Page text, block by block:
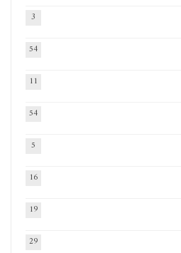
3
54
11
54
5
16
19
29